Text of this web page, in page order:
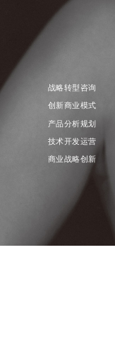
战略转型咨询
创新商业模式
产品分析规划
技术开发运营
商业战略创新